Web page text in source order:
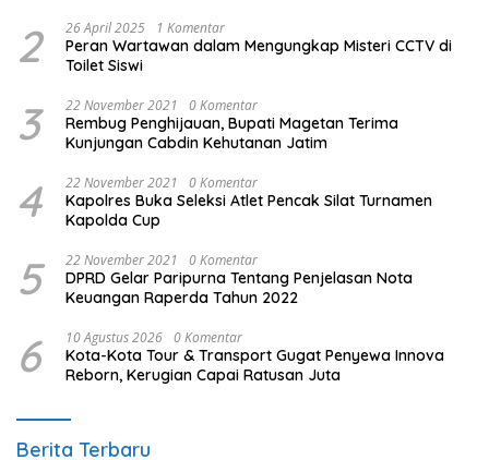
2 26 April 2025 1 Komentar
Peran Wartawan dalam Mengungkap Misteri CCTV di
Toilet Siswi
3 22 November 2021 0 Komentar
Rembug Penghijauan, Bupati Magetan Terima
Kunjungan Cabdin Kehutanan Jatim
4 22 November 2021 0 Komentar
Kapolres Buka Seleksi Atlet Pencak Silat Turnamen
Kapolda Cup
5 22 November 2021 0 Komentar
DPRD Gelar Paripurna Tentang Penjelasan Nota
Keuangan Raperda Tahun 2022
6 10 Agustus 2026 0 Komentar
Kota-Kota Tour & Transport Gugat Penyewa Innova
Reborn, Kerugian Capai Ratusan Juta
Berita Terbaru